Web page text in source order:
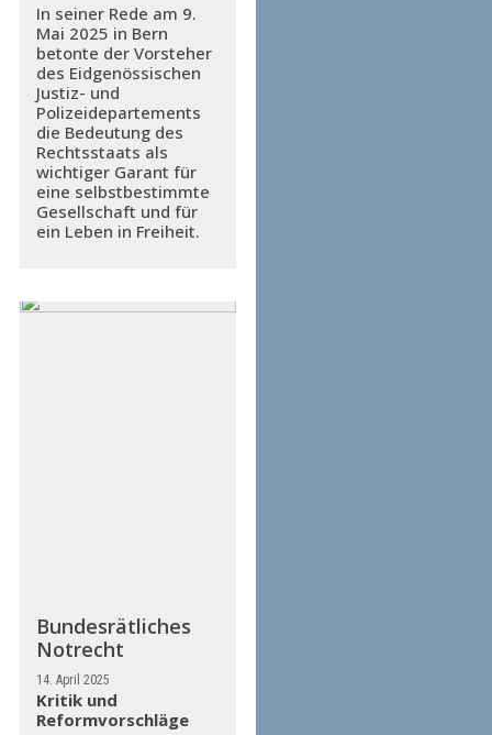
In seiner Rede am 9.
Mai 2025 in Bern
betonte der Vorsteher
des Eidgenössischen
Justiz- und
Polizeidepartements
die Bedeutung des
Rechtsstaats als
wichtiger Garant für
eine selbstbestimmte
Gesellschaft und für
ein Leben in Freiheit.
Bundesrätliches
Notrecht
14. April 2025
Kritik und
Reformvorschläge